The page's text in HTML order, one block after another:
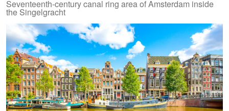
Seventeenth-century canal ring area of Amsterdam inside
the Singelgracht